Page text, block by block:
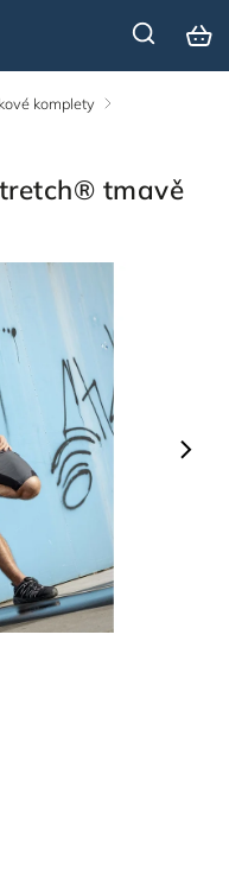
komplety /
tmavě